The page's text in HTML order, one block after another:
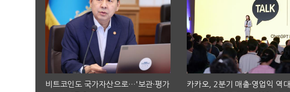
비트코인도 국가자산으로…'보관·평가
카카오, 2분기 매출·영업익 역대